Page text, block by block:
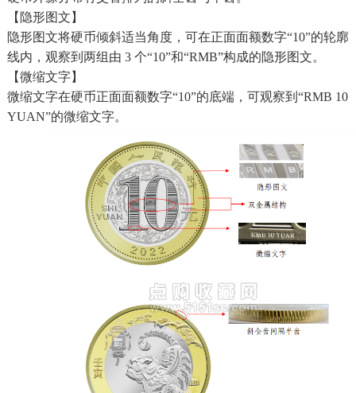
【隐形图文】
隐形图文将硬币倾斜适当角度，可在正面面额数字“10”的轮廓
线内，观察到两组由 3 个“10”和“RMB”构成的隐形图文。
【微缩文字】
微缩文字在硬币正面面额数字“10”的底端，可观察到“RMB 10
YUAN”的微缩文字。